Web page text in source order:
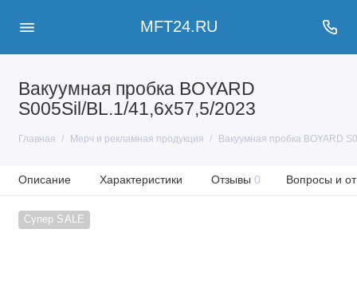
MFT24.RU
Вакуумная пробка BOYARD
S005Sil/BL.1/41,6х57,5/2023
Главная Мерч и рекламная продукция Вакуумная пробка BOYARD
Описание Характеристики Отзывы 0 Вопросы и
Супер SALE